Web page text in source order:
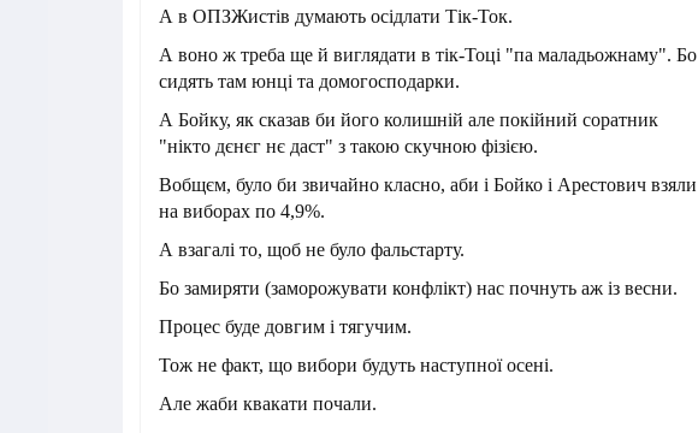
А в ОПЗЖистів думають осідлати Тік-Ток.
А воно ж треба ще й виглядати в тік-Тоці "па маладьожнаму". Бо
сидять там юнці та домогосподарки.
А Бойку, як сказав би його колишній але покійний соратник
"нікто дєнєг нє даст" з такою скучною фізією.
Вобщєм, було би звичайно класно, аби і Бойко і Арестович взяли
на виборах по 4,9%.
А взагалі то, щоб не було фальстарту.
Бо замиряти (заморожувати конфлікт) нас почнуть аж із весни.
Процес буде довгим і тягучим.
Тож не факт, що вибори будуть наступної осені.
Але жаби квакати почали.